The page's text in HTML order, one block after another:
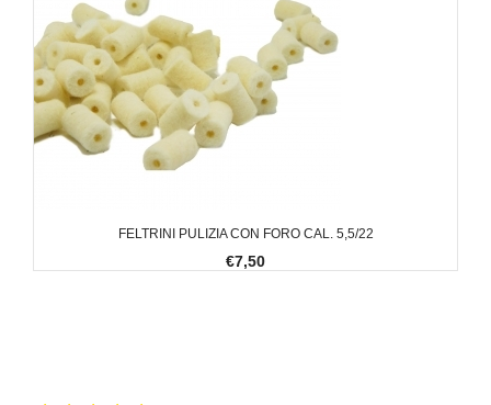
FELTRINI PULIZIA CON FORO CAL. 5,5/22
€7,50